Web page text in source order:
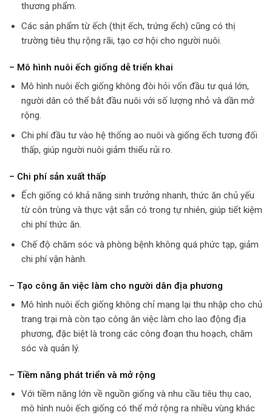
thương phẩm.
Các sản phẩm từ ếch (thịt ếch, trứng ếch) cũng có thị
trường tiêu thụ rộng rãi, tạo cơ hội cho người nuôi.
– Mô hình nuôi ếch giống dễ triển khai
Mô hình nuôi ếch giống không đòi hỏi vốn đầu tư quá lớn,
người dân có thể bắt đầu nuôi với số lượng nhỏ và dần mở
rộng.
Chi phí đầu tư vào hệ thống ao nuôi và giống ếch tương đối
thấp, giúp người nuôi giảm thiểu rủi ro.
– Chi phí sản xuất thấp
Ếch giống có khả năng sinh trưởng nhanh, thức ăn chủ yếu
từ côn trùng và thực vật sẵn có trong tự nhiên, giúp tiết kiệm
chi phí thức ăn.
Chế độ chăm sóc và phòng bệnh không quá phức tạp, giảm
chi phí vận hành.
– Tạo công ăn việc làm cho người dân địa phương
Mô hình nuôi ếch giống không chỉ mang lại thu nhập cho chủ
trang trại mà còn tạo công ăn việc làm cho lao động địa
phương, đặc biệt là trong các công đoạn thu hoạch, chăm
sóc và quản lý.
– Tiềm năng phát triển và mở rộng
Với tiềm năng lớn về nguồn giống và nhu cầu tiêu thụ cao,
mô hình nuôi ếch giống có thể mở rộng ra nhiều vùng khác